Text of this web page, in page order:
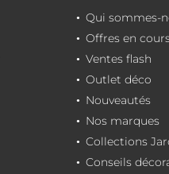
Qui sommes-
Offres en
Ventes flash
Outlet déco
Nouveautés
Nos marques
Collections
Conseils